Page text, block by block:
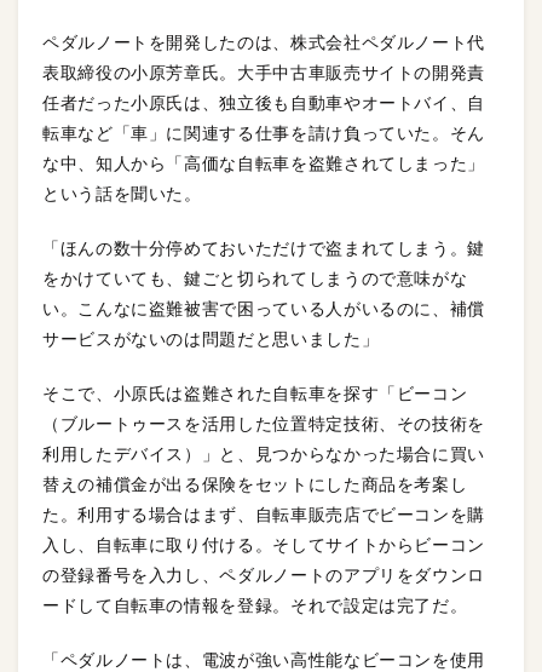
ペダルノートを開発したのは、株式会社ペダルノート代
表取締役の小原芳章氏。大手中古車販売サイトの開発責
任者だった小原氏は、独立後も自動車やオートバイ、自
転車など「車」に関連する仕事を請け負っていた。そん
な中、知人から「高価な自転車を盗難されてしまった」
という話を聞いた。
「ほんの数十分停めておいただけで盗まれてしまう。鍵
をかけていても、鍵ごと切られてしまうので意味がな
い。こんなに盗難被害で困っている人がいるのに、補償
サービスがないのは問題だと思いました」
そこで、小原氏は盗難された自転車を探す「ビーコン
（ブルートゥースを活用した位置特定技術、その技術を
利用したデバイス）」と、見つからなかった場合に買い
替えの補償金が出る保険をセットにした商品を考案し
た。利用する場合はまず、自転車販売店でビーコンを購
入し、自転車に取り付ける。そしてサイトからビーコン
の登録番号を入力し、ペダルノートのアプリをダウンロ
ードして自転車の情報を登録。それで設定は完了だ。
「ペダルノートは、電波が強い高性能なビーコンを使用